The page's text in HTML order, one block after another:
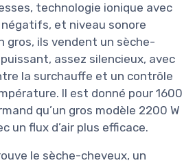
technologie ionique avec
négatifs, et niveau sonore
gros, ils vendent un sèche-
assez silencieux, avec
la surchauffe et un contrôle
Il est donné pour 1600
qu’un gros modèle 2200 W
un flux d’air plus efficace.
le sèche-cheveux, un